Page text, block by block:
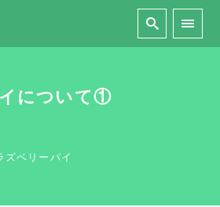
について①
ズベリーパイ